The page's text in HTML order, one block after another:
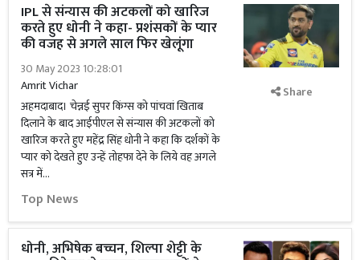
IPL से संन्यास की अटकलों को खारिज
करते हुए धोनी ने कहा- प्रशंसकों के प्यार
की वजह से अगले साल फिर खेलूंगा
30 May 2023 10:28:01
Amrit Vichar
अहमदाबाद। चेन्नई सुपर किंग्स को पांचवां खिताब
दिलाने के बाद आईपीएल से संन्यास की अटकलों को
खारिज करते हुए महेंद्र सिंह धोनी ने कहा कि दर्शकों के
प्यार को देखते हुए उन्हें तोहफा देने के लिये वह अगले
सत्र में...
Top News
Share
धोनी, अभिषेक बच्चन, शिल्पा शेट्टी के